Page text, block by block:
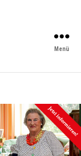
Menü